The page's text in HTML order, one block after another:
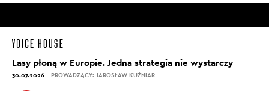
Lasy płoną w Europie. Jedna strategia nie wystarczy
30.07.2026 PROWADZĄCY: JAROSŁAW KUŹNIAR